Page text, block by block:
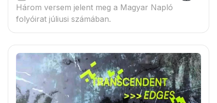
Három versem jelent meg a Magyar Napló
folyóirat júliusi számában.